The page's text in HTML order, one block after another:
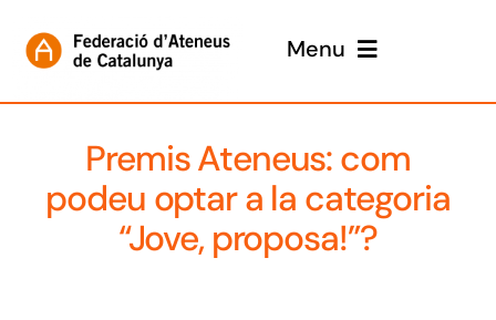
content
Menu
Inici
Presentació
Participa
Premis Ateneus: com
podeu optar a la categoria
“Jove, proposa!”?